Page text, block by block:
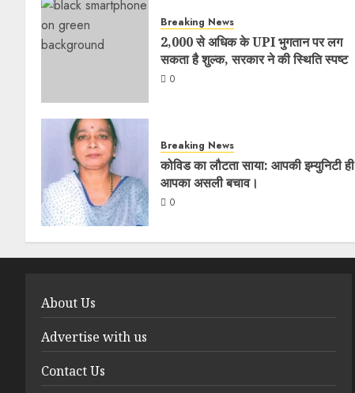
Breaking News
2,000 से अधिक के UPI भुगतान पर लग
सकता है शुल्क, सरकार ने की स्थिति स्पष्ट
0
Breaking News
कोविड का लौटता साया: आपकी इम्युनिटी ही
आपका असली बचाव।
0
About Us
Advertise with us
Contact Us